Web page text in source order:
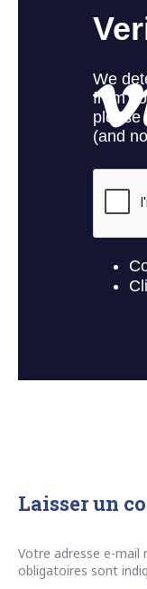
Laisser un
Votre adresse e-mail
obligatoires sont